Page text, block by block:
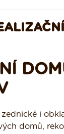
zednické i
domů,